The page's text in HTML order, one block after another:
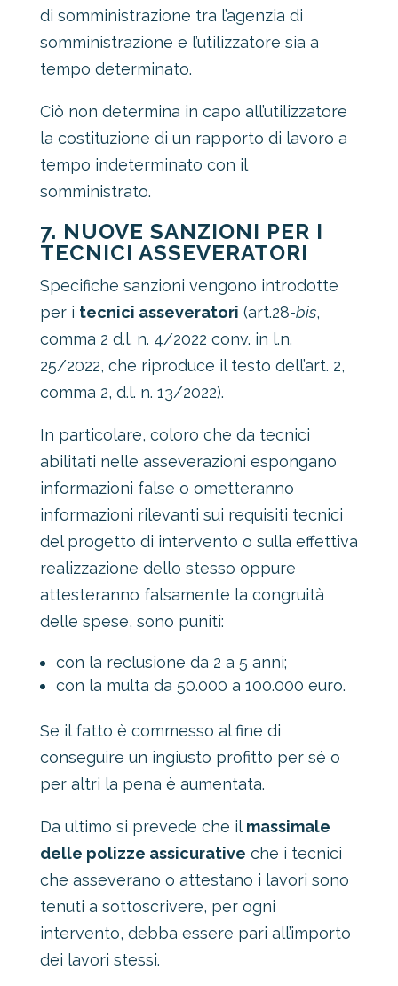
di somministrazione tra l’agenzia di
somministrazione e l’utilizzatore sia a
tempo determinato.
Ciò non determina in capo all’utilizzatore
la costituzione di un rapporto di lavoro a
tempo indeterminato con il
somministrato.
7. NUOVE SANZIONI PER I
TECNICI ASSEVERATORI
Specifiche sanzioni vengono introdotte
per i tecnici asseveratori (art.28-bis,
comma 2 d.l. n. 4/2022 conv. in l.n.
25/2022, che riproduce il testo dell’art. 2,
comma 2, d.l. n. 13/2022).
In particolare, coloro che da tecnici
abilitati nelle asseverazioni espongano
informazioni false o ometteranno
informazioni rilevanti sui requisiti tecnici
del progetto di intervento o sulla effettiva
realizzazione dello stesso oppure
attesteranno falsamente la congruità
delle spese, sono puniti:
con la reclusione da 2 a 5 anni;
con la multa da 50.000 a 100.000 euro.
Se il fatto è commesso al fine di
conseguire un ingiusto profitto per sé o
per altri la pena è aumentata.
Da ultimo si prevede che il massimale
delle polizze assicurative che i tecnici
che asseverano o attestano i lavori sono
tenuti a sottoscrivere, per ogni
intervento, debba essere pari all’importo
dei lavori stessi.